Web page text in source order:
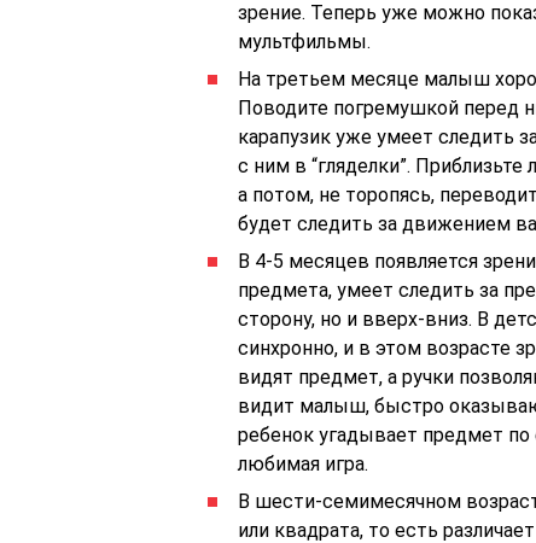
зрение. Теперь уже можно
мультфильмы.
На третьем месяце малыш
Поводите погремушкой перед
карапузик уже умеет следить
с ним в “гляделки”.
а потом, не торопясь,
будет следить за движением
В 4-5 месяцев появляется
предмета, умеет следить за
сторону, но и вверх-вниз. В
синхронно, и в этом возрасте
видят предмет, а ручки
видит малыш, быстро
ребенок угадывает предмет по
любимая игра.
В шести-семимесячном
или квадрата, то есть